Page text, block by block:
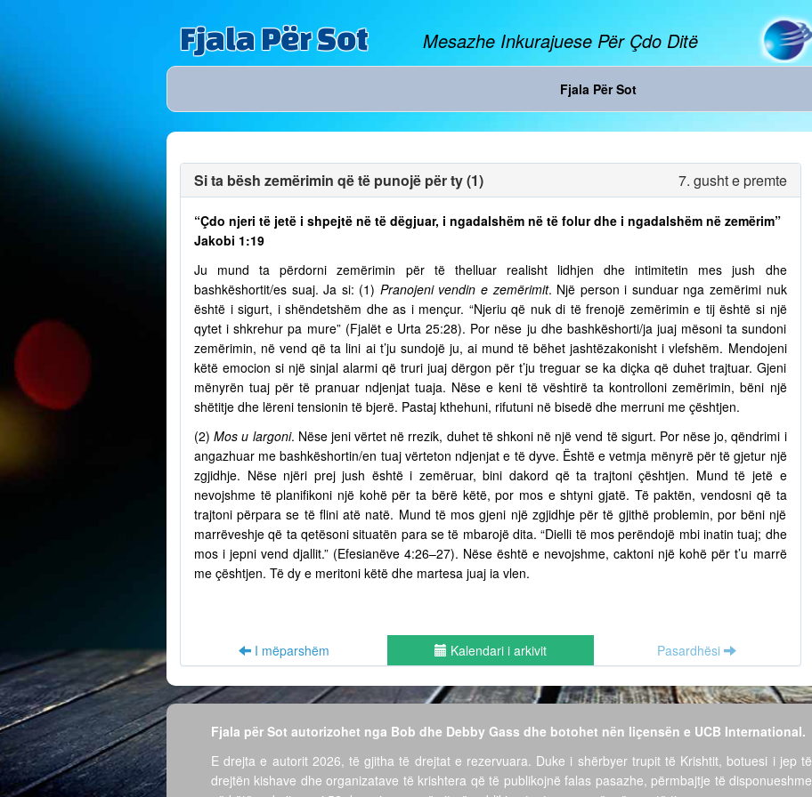
Fjala Për Sot Mesazhe Inkurajuese Për Çdo Ditë
Fjala Për Sot
Si ta bësh zemërimin që të punojë për ty (1) 7. gusht e premte
“Çdo njeri të jetë i shpejtë në të dëgjuar, i ngadalshëm në të folur dhe i ngadalshëm në zemërim”
Jakobi 1:19
Ju mund ta përdorni zemërimin për të thelluar realisht lidhjen dhe intimitetin mes jush dhe
bashkëshortit/es suaj. Ja si: (1) Pranojeni vendin e zemërimit. Një person i sunduar nga zemërimi nuk
është i sigurt, i shëndetshëm dhe as i mençur. “Njeriu që nuk di të frenojë zemërimin e tij është si një
qytet i shkrehur pa mure” (Fjalët e Urta 25:28). Por nëse ju dhe bashkëshorti/ja juaj mësoni ta sundoni
zemërimin, në vend që ta lini ai t’ju sundojë ju, ai mund të bëhet jashtëzakonisht i vlefshëm. Mendojeni
këtë emocion si një sinjal alarmi që truri juaj dërgon për t’ju treguar se ka diçka që duhet trajtuar. Gjeni
mënyrën tuaj për të pranuar ndjenjat tuaja. Nëse e keni të vështirë ta kontrolloni zemërimin, bëni një
shëtitje dhe lëreni tensionin të bjerë. Pastaj kthehuni, rifutuni në bisedë dhe merruni me çështjen.
(2)Mos u largoni. Nëse jeni vërtet në rrezik, duhet të shkoni në një vend të sigurt. Por nëse jo, qëndrimi i
angazhuar me bashkëshortin/en tuaj vërteton ndjenjat e të dyve. Është e vetmja mënyrë për të gjetur një
zgjidhje. Nëse njëri prej jush është i zemëruar, bini dakord që ta trajtoni çështjen. Mund të jetë e
nevojshme të planifikoni një kohë për ta bërë këtë, por mos e shtyni gjatë. Të paktën, vendosni që ta
trajtoni përpara se të flini atë natë. Mund të mos gjeni një zgjidhje për të gjithë problemin, por bëni një
marrëveshje që ta qetësoni situatën para se të mbarojë dita. “Dielli të mos perëndojë mbi inatin tuaj; dhe
mos i jepni vend djallit.” (Efesianëve 4:26–27). Nëse është e nevojshme, caktoni një kohë për t’u marrë
me çështjen. Të dy e meritoni këtë dhe martesa juaj ia vlen.
I mëparshëm Kalendari i arkivit Pasardhësi
Fjala për Sot autorizohet nga Bob dhe Debby Gass dhe botohet nën liçensën e UCB International.
E drejta e autorit 2026, të gjitha të drejtat e rezervuara. Duke i shërbyer trupit të Krishtit, botuesi i jep të
drejtën kishave dhe organizatave të krishtera që të publikojnë falas pasazhe, përmbajtje të disponueshme